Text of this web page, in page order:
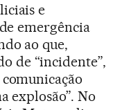
e
emergência
ao que,
de “incidente”,
explosão”. No